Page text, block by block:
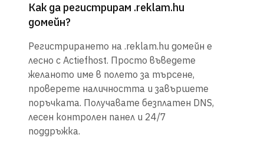
Как да регистрирам .reklam.hu
домейн?
Регистрирането на .reklam.hu домейн е
лесно с Actiefhost. Просто въведете
желаното име в полето за търсене,
проверете наличността и завършете
поръчката. Получавате безплатен DNS,
лесен контролен панел и 24/7
поддръжка.